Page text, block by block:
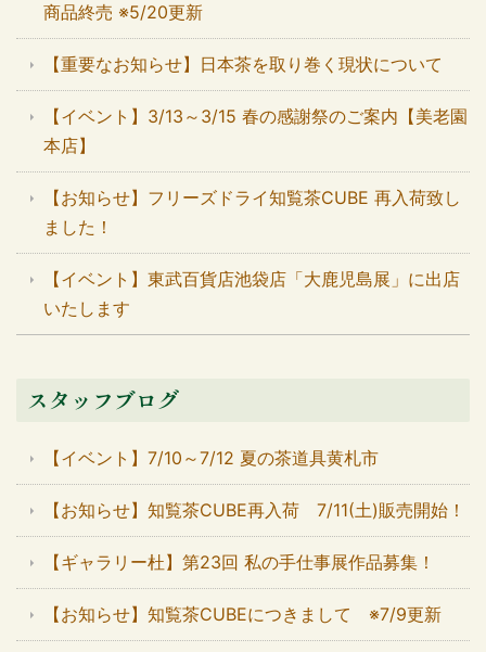
商品終売 ※5/20更新
【重要なお知らせ】日本茶を取り巻く現状について
【イベント】3/13～3/15 春の感謝祭のご案内【美老園
本店】
【お知らせ】フリーズドライ知覧茶CUBE 再入荷致し
ました！
【イベント】東武百貨店池袋店「大鹿児島展」に出店
いたします
スタッフブログ
【イベント】7/10～7/12 夏の茶道具黄札市
【お知らせ】知覧茶CUBE再入荷 7/11(土)販売開始！
【ギャラリー杜】第23回 私の手仕事展作品募集！
【お知らせ】知覧茶CUBEにつきまして ※7/9更新